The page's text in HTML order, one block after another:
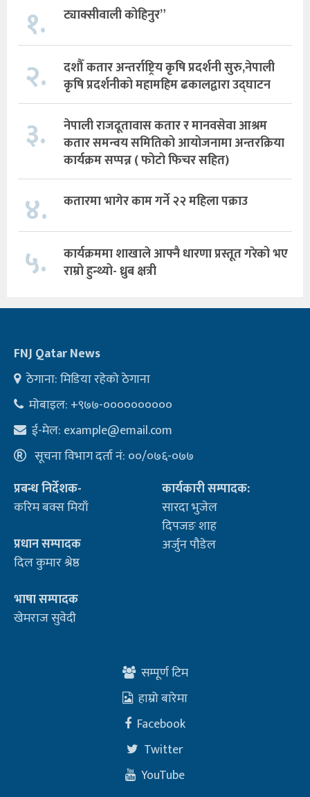
१. ट्याक्सीवाली कोहिनुर”
२.
दशौँ कतार अन्तर्राष्ट्रिय कृषि प्रदर्शनी सुरु,नेपाली
कृषि प्रदर्शनीको महामहिम ढकालद्वारा उद्घाटन
३.
नेपाली राजदूतावास कतार र मानवसेवा आश्रम
कतार समन्वय समितिको आयोजनामा अन्तरक्रिया
कार्यक्रम सप्पन्न ( फोटो फिचर सहित)
४. कतारमा भागेर काम गर्ने २२ महिला पक्राउ
५.
कार्यक्रममा शाखाले आफ्नै धारणा प्रस्तूत गरेको भए
राम्रो हुन्थ्यो- ध्रुब क्षत्री
FNJ Qatar News
ठेगाना: मिडिया रहेको ठेगाना
मोबाइल: +९७७-००००००००००
ई-मेल: example@email.com
सूचना विभाग दर्ता नं: ००/०७६-०७७
प्रबन्ध निर्देशक-
करिम बक्स मियाँ
प्रधान सम्पादक
दिल कुमार श्रेष्ठ
भाषा सम्पादक
खेमराज सुवेदी
कार्यकारी सम्पादक:
सारदा भुजेल
दिपजङ शाह
अर्जुन पौडेल
सम्पूर्ण टिम
हाम्रो बारेमा
Facebook
Twitter
YouTube